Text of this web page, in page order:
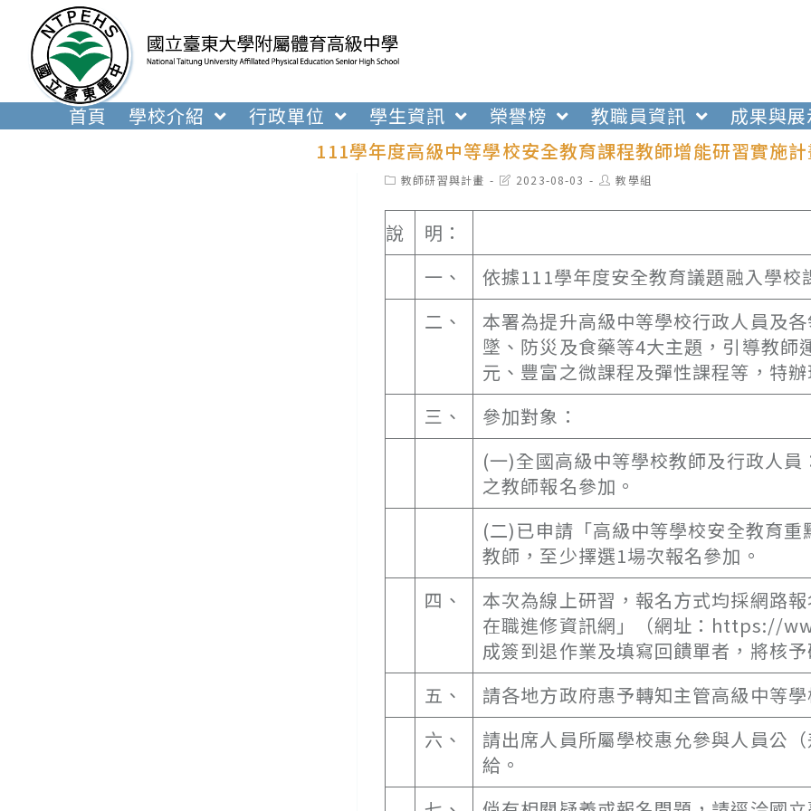
內
首頁 學校介紹 行政單位 學生資訊 榮譽榜 教職員資訊
成果與
111學年度高級中等學校安全教育課程教師增能研習實施
Post教師研習與計畫
Post2023-08-03
Post教學組
說
明：
一、
依據111學年度安全教育議題融入學
二、
本署為提升高級中等學校行政人員及
墜、防災及食藥等4大主題，引導教
元、豐富之微課程及彈性課程等，特
三、
參加對象：
(一)全國高級中等學校教師及行政人
之教師報名參加。
(二)已申請「高級中等學校安全教育
教師，至少擇選1場次報名參加。
四、
本次為線上研習，報名方式均採網路
在職進修資訊網」（網址：https://
成簽到退作業及填寫回饋單者，將核
五、
請各地方政府惠予轉知主管高級中等
六、
請出席人員所屬學校惠允參與人員公
給。